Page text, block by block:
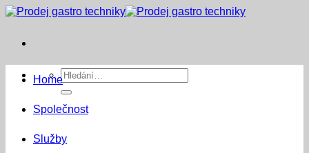
Přeskočit
Hledat:
Home
Společnost
Služby